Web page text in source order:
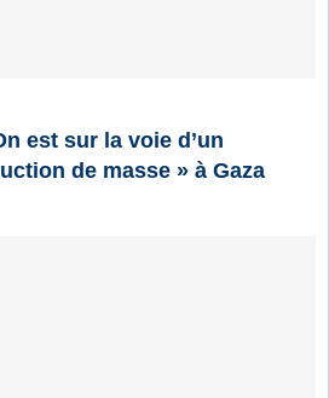
est sur la voie d’un
de masse » à Gaza